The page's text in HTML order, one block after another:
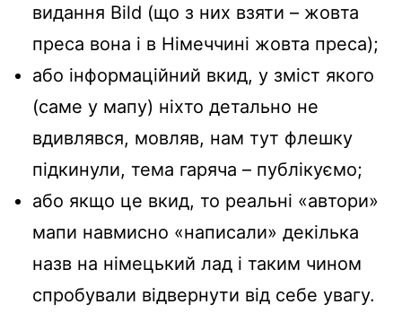
видання Bild (що з них взяти – жовта
преса вона і в Німеччині жовта преса);
або інформаційний вкид, у зміст якого
(саме у мапу) ніхто детально не
вдивлявся, мовляв, нам тут флешку
підкинули, тема гаряча – публікуємо;
або якщо це вкид, то реальні «автори»
мапи навмисно «написали» декілька
назв на німецький лад і таким чином
спробували відвернути від себе увагу.